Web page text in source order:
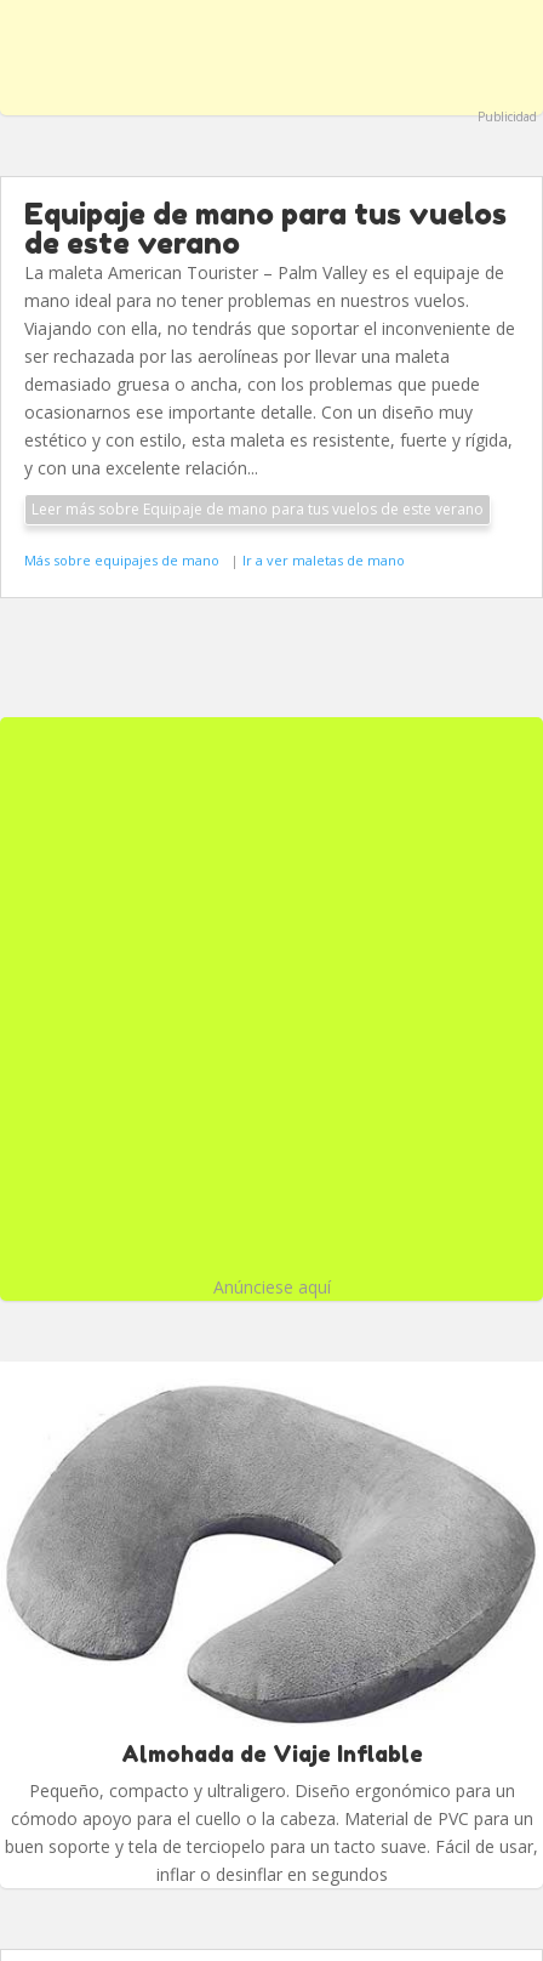
Publicidad
Equipaje de mano para tus vuelos
de este verano
La maleta American Tourister – Palm Valley es el equipaje de
mano ideal para no tener problemas en nuestros vuelos.
Viajando con ella, no tendrás que soportar el inconveniente de
ser rechazada por las aerolíneas por llevar una maleta
demasiado gruesa o ancha, con los problemas que puede
ocasionarnos ese importante detalle. Con un diseño muy
estético y con estilo, esta maleta es resistente, fuerte y rígida,
y con una excelente relación...
Leer más sobre Equipaje de mano para tus vuelos de este verano
Más sobre equipajes de mano | Ir a ver maletas de mano
Anúnciese aquí
Almohada de Viaje Inflable
Pequeño, compacto y ultraligero. Diseño ergonómico para un
cómodo apoyo para el cuello o la cabeza. Material de PVC para un
buen soporte y tela de terciopelo para un tacto suave. Fácil de usar,
inflar o desinflar en segundos